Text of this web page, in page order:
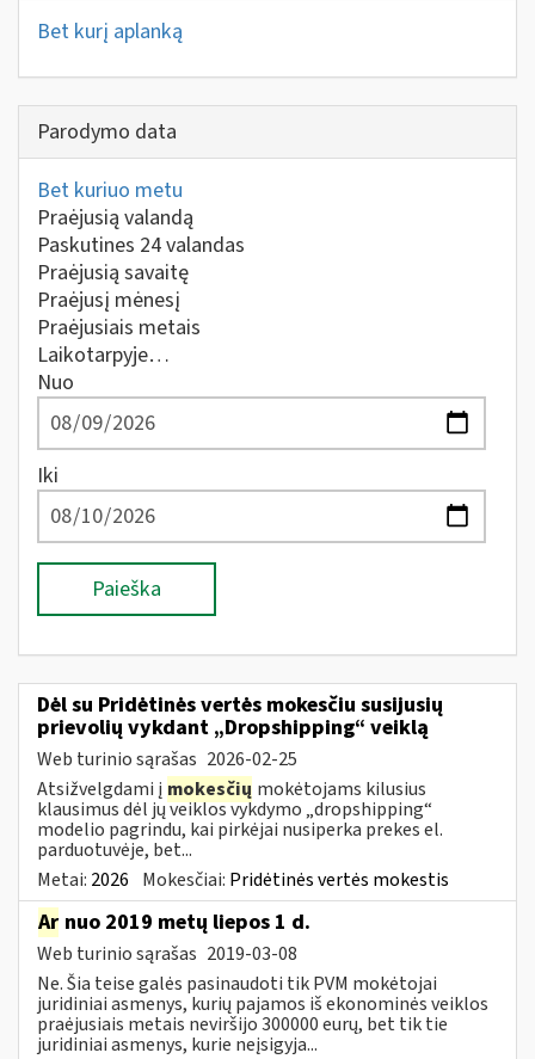
Bet kurį aplanką
Parodymo data
Bet kuriuo metu
Praėjusią valandą
Paskutines 24 valandas
Praėjusią savaitę
Praėjusį mėnesį
Praėjusiais metais
Laikotarpyje…
Nuo
Iki
Paieška
Dėl su Pridėtinės vertės mokesčiu susijusių
prievolių vykdant „Dropshipping“ veiklą
Web turinio sąrašas 2026-02-25
Atsižvelgdami į mokesčių mokėtojams kilusius
klausimus dėl jų veiklos vykdymo „dropshipping“
modelio pagrindu, kai pirkėjai nusiperka prekes el.
parduotuvėje, bet...
Metai: 2026 Mokesčiai: Pridėtinės vertės mokestis
Ar nuo 2019 metų liepos 1 d.
Web turinio sąrašas 2019-03-08
Ne. Šia teise galės pasinaudoti tik PVM mokėtojai
juridiniai asmenys, kurių pajamos iš ekonominės veiklos
praėjusiais metais neviršijo 300000 eurų, bet tik tie
juridiniai asmenys, kurie neįsigyja...